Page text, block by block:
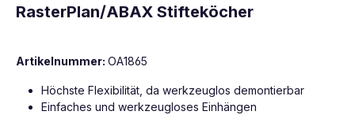
RasterPlan/ABAX Stifteköcher
Artikelnummer: OA1865
Höchste Flexibilität, da werkzeuglos demontierbar
Einfaches und werkzeugloses Einhängen